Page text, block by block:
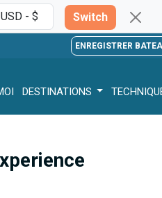
Switch
ENREGISTRER
DESTINATIONS